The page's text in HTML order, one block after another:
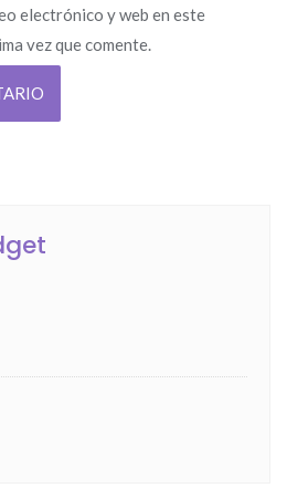
electrónico y web en este
vez que comente.